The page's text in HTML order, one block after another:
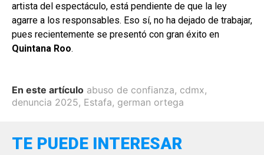
artista del espectáculo, está pendiente de que la ley
agarre a los responsables. Eso sí, no ha dejado de trabajar,
pues recientemente se presentó con gran éxito en
Quintana Roo.
En este artículo abuso de confianza, cdmx,
denuncia 2025, Estafa, german ortega
TE PUEDE INTERESAR